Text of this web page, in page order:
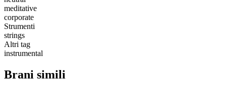
meditative
corporate
Strumenti
strings
Altri tag
instrumental
Brani simili